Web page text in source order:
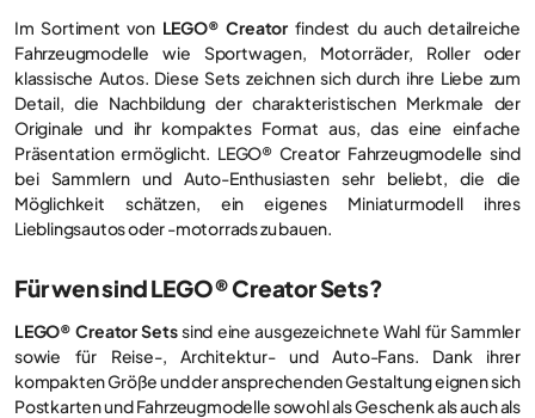
Im Sortiment von LEGO® Creatorfindest du auch detailreiche
Fahrzeugmodelle wie Sportwagen, Motorräder, Roller oder
klassische Autos. Diese Sets zeichnen sich durch ihre Liebe zum
Detail, die Nachbildung der charakteristischen Merkmale der
Originale und ihr kompaktes Format aus, das eine einfache
Präsentation ermöglicht. LEGO® Creator Fahrzeugmodelle sind
bei Sammlern und Auto-Enthusiasten sehr beliebt, die die
Möglichkeit schätzen, ein eigenes Miniaturmodell ihres
Lieblingsautos oder -motorrads zu bauen.
Für wen sind LEGO® Creator Sets?
LEGO® Creator Setssind eine ausgezeichnete Wahl für Sammler
sowie für Reise-, Architektur- und Auto-Fans. Dank ihrer
kompakten Größe und der ansprechenden Gestaltung eignen sich
Postkarten und Fahrzeugmodelle sowohl als Geschenk als auch als